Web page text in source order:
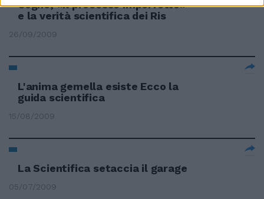
Cogne, «Il processo imperfetto»
e la verità scientifica dei Ris
26/09/2009
L'anima gemella esiste Ecco la
guida scientifica
15/08/2009
La Scientifica setaccia il garage
05/07/2009